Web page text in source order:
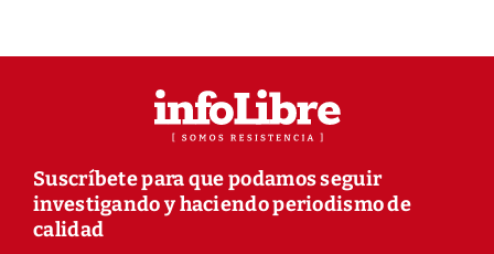
Suscríbete para que podamos seguir
investigando y haciendo periodismo de
calidad